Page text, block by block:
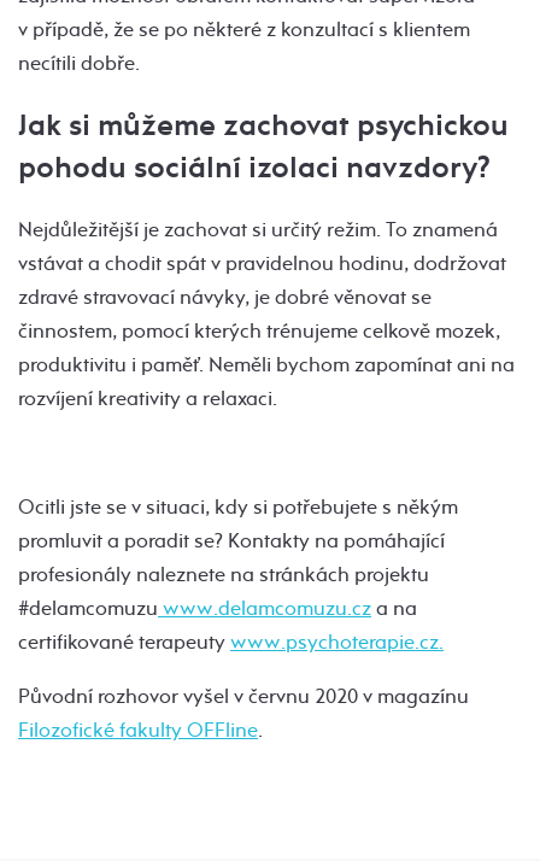
v případě, že se po některé z konzultací s klientem
necítili dobře.
Jak si můžeme zachovat psychickou
pohodu sociální izolaci navzdory?
Nejdůležitější je zachovat si určitý režim. To znamená
vstávat a chodit spát v pravidelnou hodinu, dodržovat
zdravé stravovací návyky, je dobré věnovat se
činnostem, pomocí kterých trénujeme celkově mozek,
produktivitu i paměť. Neměli bychom zapomínat ani na
rozvíjení kreativity a relaxaci.
Ocitli jste se v situaci, kdy si potřebujete s někým
promluvit a poradit se? Kontakty na pomáhající
profesionály naleznete na stránkách projektu
#delamcomuzu www.delamcomuzu.cza na
certifikované terapeutywww.psychoterapie.cz.
Původní rozhovor vyšel v červnu 2020 v magazínu
Filozofické fakulty OFFline.